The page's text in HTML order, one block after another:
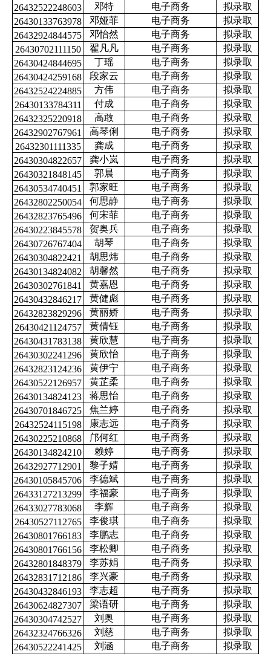
26432522248603
邓特 电子商务
拟录取
26430133763978
邓娅菲 电子商务
拟录取
26432924844575
邓怡然 电子商务
拟录取
26430702111150
翟凡凡 电子商务
拟录取
26430424844695
丁瑶 电子商务
拟录取
26430424259168
段家云 电子商务
拟录取
26432524224885
方伟 电子商务
拟录取
26430133784311
付成 电子商务
拟录取
26432325220918
高敢 电子商务
拟录取
26432902767961
高琴俐 电子商务
拟录取
26432301111335
龚成 电子商务
拟录取
26430304822657
龚小岚 电子商务
拟录取
26430321848145
郭晨 电子商务
拟录取
26430534740451
郭家旺 电子商务
拟录取
26432802250054
何思静 电子商务
拟录取
26432823765496
何宋菲 电子商务
拟录取
26430223845578
贺奥兵 电子商务
拟录取
26430726767404
胡琴 电子商务
拟录取
26430304822421
胡思炜 电子商务
拟录取
26430134824082
胡馨然 电子商务
拟录取
26430302761841
黄嘉恩 电子商务
拟录取
26430432846217
黄健彪 电子商务
拟录取
26432823829296
黄丽娇 电子商务
拟录取
26430421124757
黄倩钰 电子商务
拟录取
26430431783138
黄欣慧 电子商务
拟录取
26430302241296
黄欣怡 电子商务
拟录取
26432823124236
黄伊宁 电子商务
拟录取
26430522126957
黄芷柔 电子商务
拟录取
26430134824123
蒋思怡 电子商务
拟录取
26430701846725
焦兰婷 电子商务
拟录取
26432524115198
康志远 电子商务
拟录取
26430225210868
邝何红 电子商务
拟录取
26430134824210
赖婷 电子商务
拟录取
26432927712901
黎子婧 电子商务
拟录取
26430105845706
李德斌 电子商务
拟录取
26433127213299
李福豪 电子商务
拟录取
26433027783068
李辉 电子商务
拟录取
26430527112765
李俊琪 电子商务
拟录取
26430801766183
李鹏志 电子商务
拟录取
26430801766156
李松卿 电子商务
拟录取
26432801848379
李苏娟 电子商务
拟录取
26432831712186
李兴豪 电子商务
拟录取
26430432846193
李志超 电子商务
拟录取
26430624827307
梁语研 电子商务
拟录取
26430304742527
刘奥 电子商务
拟录取
26432324766326
刘慈 电子商务
拟录取
26430522241425
刘涵 电子商务
拟录取